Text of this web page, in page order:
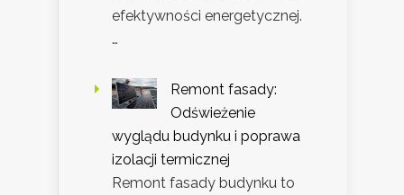
efektywności energetycznej.
…
Remont fasady:
Odświeżenie
wyglądu budynku i poprawa
izolacji termicznej
Remont fasady budynku to